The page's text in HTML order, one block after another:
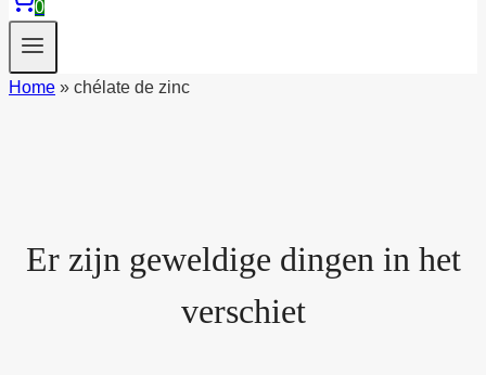
0
Home » chélate de zinc
Er zijn geweldige dingen in het
verschiet